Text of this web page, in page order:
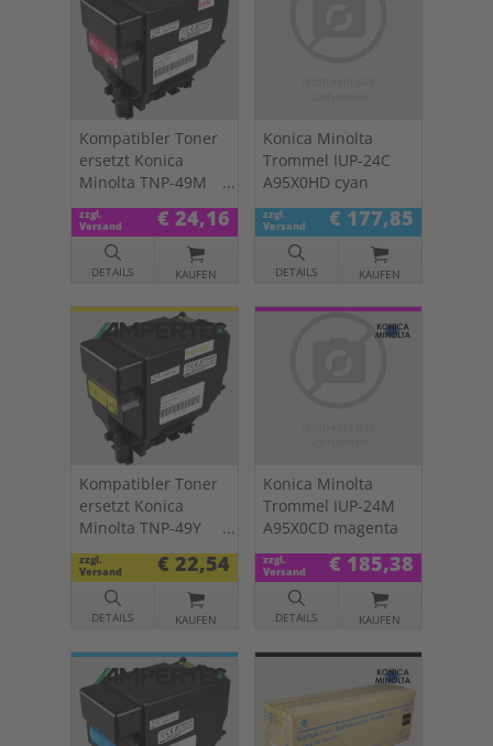
Kompatibler Toner
ersetzt Konica
Minolta TNP-49M
magenta
zzgl.
Versand
€ 24,16
DETAILS KAUFEN
Konica Minolta
Trommel IUP-24C
A95X0HD cyan
zzgl.
Versand
€ 177,85
DETAILS KAUFEN
Kompatibler Toner
ersetzt Konica
Minolta TNP-49Y
yellow
zzgl.
Versand
€ 22,54
DETAILS KAUFEN
Konica Minolta
Trommel IUP-24M
A95X0CD magenta
zzgl.
Versand
€ 185,38
DETAILS KAUFEN